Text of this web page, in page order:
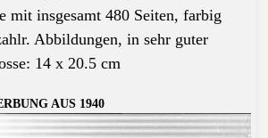
mit insgesamt 480 Seiten, farbig
Abbildungen, in sehr guter
: 14 x 20.5 cm
AUS 1940